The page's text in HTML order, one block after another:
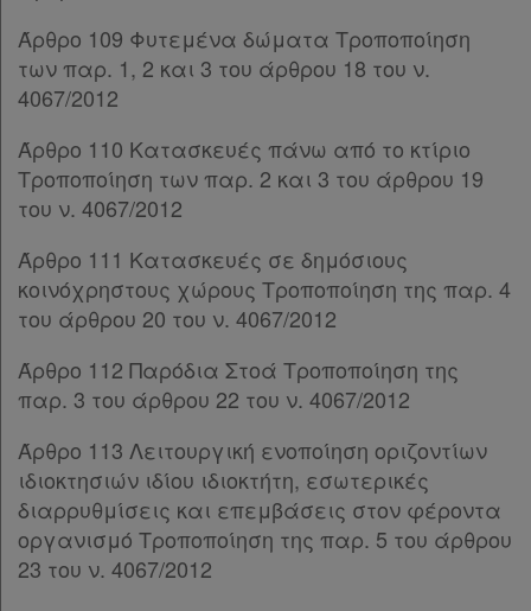
Άρθρο 109 Φυτεμένα δώματα Τροποποίηση
των παρ. 1, 2 και 3 του άρθρου 18 του ν.
4067/2012
Άρθρο 110 Κατασκευές πάνω από το κτίριο
Τροποποίηση των παρ. 2 και 3 του άρθρου 19
του ν. 4067/2012
Άρθρο 111 Κατασκευές σε δημόσιους
κοινόχρηστους χώρους Τροποποίηση της παρ. 4
του άρθρου 20 του ν. 4067/2012
Άρθρο 112 Παρόδια Στοά Τροποποίηση της
παρ. 3 του άρθρου 22 του ν. 4067/2012
Άρθρο 113 Λειτουργική ενοποίηση οριζοντίων
ιδιοκτησιών ιδίου ιδιοκτήτη, εσωτερικές
διαρρυθμίσεις και επεμβάσεις στον φέροντα
οργανισμό Τροποποίηση της παρ. 5 του άρθρου
23 του ν. 4067/2012